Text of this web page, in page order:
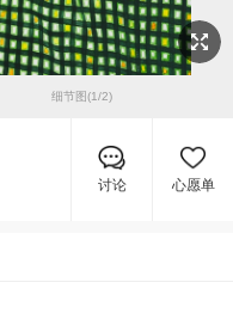
细节图(1/2)
讨论 心愿单